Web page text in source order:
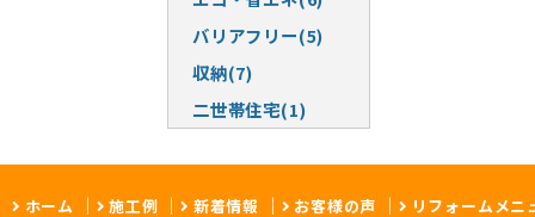
バリアフリー(5)
収納(7)
二世帯住宅(1)
ホーム 施工例 新着情報 お客様の声
リフォームメニ